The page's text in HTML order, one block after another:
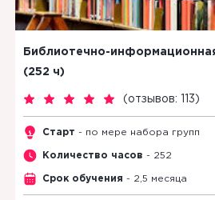
Библиотечно-
(252 ч)
( отзывов: 113 )
Старт - по мере набора групп
Количество часов - 252
Срок обучения - 2,5 месяца